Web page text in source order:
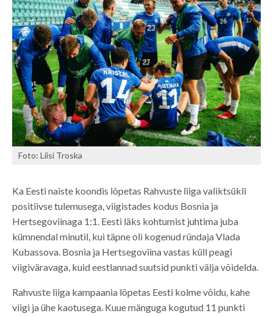
Foto: Liisi Troska
Ka Eesti naiste koondis lõpetas Rahvuste liiga valiktsükli
positiivse tulemusega, viigistades kodus Bosnia ja
Hertsegoviinaga 1:1. Eesti läks kohtumist juhtima juba
kümnendal minutil, kui täpne oli kogenud ründaja Vlada
Kubassova. Bosnia ja Hertsegoviina vastas küll peagi
viigiväravaga, kuid eestlannad suutsid punkti välja võidelda.
Rahvuste liiga kampaania lõpetas Eesti kolme võidu, kahe
viigi ja ühe kaotusega. Kuue mänguga kogutud 11 punkti